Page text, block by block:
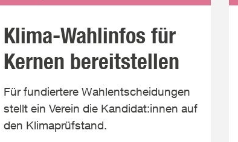
Klima-Wahlinfos für
Kernen bereitstellen
Für fundiertere Wahlentscheidungen
stellt ein Verein die Kandidat:innen auf
den Klimaprüfstand.